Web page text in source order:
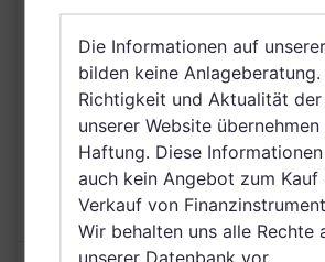
VERTRIEBSZULASSUNG
Singapur
AUSGABEAUFSCHLAG 5,00%
MAX. LAUFENDE
KOSTEN
1,50%
Die Informationen auf
bilden keine Anlageberatung.
Richtigkeit und Aktualität
unserer Website
Haftung. Diese
auch kein Angebot zum Kauf
Verkauf von
Wir behalten uns alle Rechte
unserer Datenbank vor.